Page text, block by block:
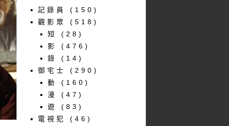
記錄員
(150)
觀影眾
(518)
短
(28)
影
(476)
錄
(14)
御宅士
(290)
動
(160)
漫
(47)
遊
(83)
電視犯
(46)